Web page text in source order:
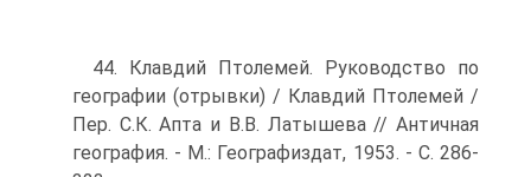
44. Клавдий Птолемей. Руководство по
географии (отрывки) / Клавдий Птолемей /
Пер. С.К. Апта и В.В. Латышева // Античная
география. - М.: Географиздат, 1953. - С. 286-